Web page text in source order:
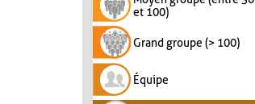
et 100)
Grand groupe (> 100)
Équipe